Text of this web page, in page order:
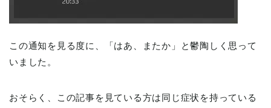
この通知を見る度に、「はあ、またか」と鬱陶しく思って
いました。
おそらく、この記事を見ている方は同じ症状を持っている